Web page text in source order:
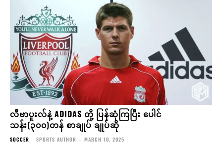
လီဗာပူးလ်နဲ့ ADIDAS တို့ ပြန်ဆုံကြပြီး ပေါင်
သန်း(၃၀၀)တန် စာချုပ် ချုပ်ဆို
SOCCER SPORTS AUTHOR - MARCH 10, 2025